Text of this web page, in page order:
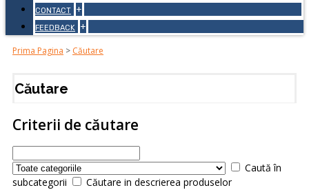
CONTACT +
FEEDBACK +
Prima Pagina > Căutare
Căutare
Criterii de căutare
Caută în
subcategorii
Căutare in descrierea produselor